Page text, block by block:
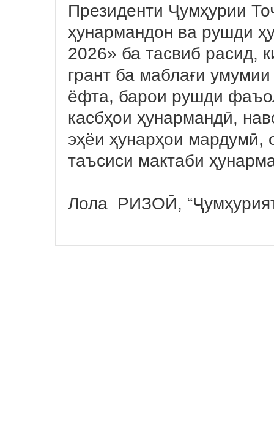
Президенти Ҷумҳурии
ҳунармандон ва рушди
2026» ба тасвиб расид,
грант ба маблағи
ёфта, барои рушди
касбҳои ҳунармандӣ,
эҳёи ҳунарҳои мардумӣ,
таъсиси мактаби
Лола РИЗОӢ,